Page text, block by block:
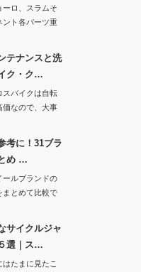
ーロ、スラムそ
ント各パーツ重
テナンスと洗
ク・ク…
スバイクは自転
価なので、大事
考に！31ブラ
め …
ールブランドの
まとめて比較で
サイクルジャ
選｜ス…
たまに見たこ